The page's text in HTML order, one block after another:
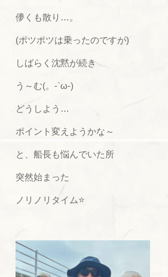
儚くも散り…。
(ポツポツは乗ったのですが)
しばらく沈黙が続き
う～む(。-`ω-)
どうしよう…
ポイント変えようかな～
と、船長も悩んでいた所
突然始まった
ノリノリタイム⭐